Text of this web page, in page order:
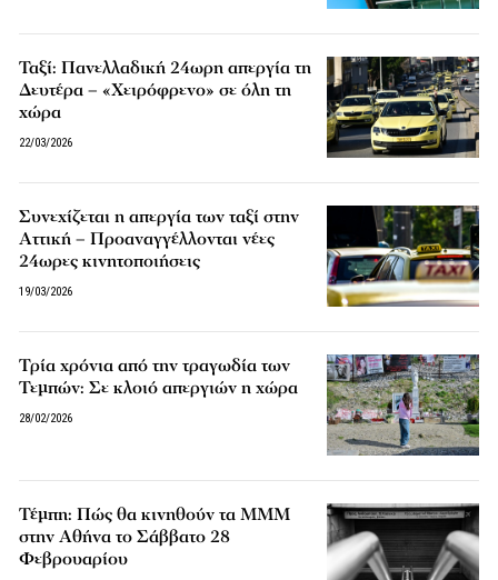
Ταξί: Πανελλαδική 24ωρη απεργία τη
Δευτέρα – «Χειρόφρενο» σε όλη τη
χώρα
22/03/2026
Συνεχίζεται η απεργία των ταξί στην
Αττική – Προαναγγέλλονται νέες
24ωρες κινητοποιήσεις
19/03/2026
Τρία χρόνια από την τραγωδία των
Τεμπών: Σε κλοιό απεργιών η χώρα
28/02/2026
Τέμπη: Πώς θα κινηθούν τα ΜΜΜ
στην Αθήνα το Σάββατο 28
Φεβρουαρίου